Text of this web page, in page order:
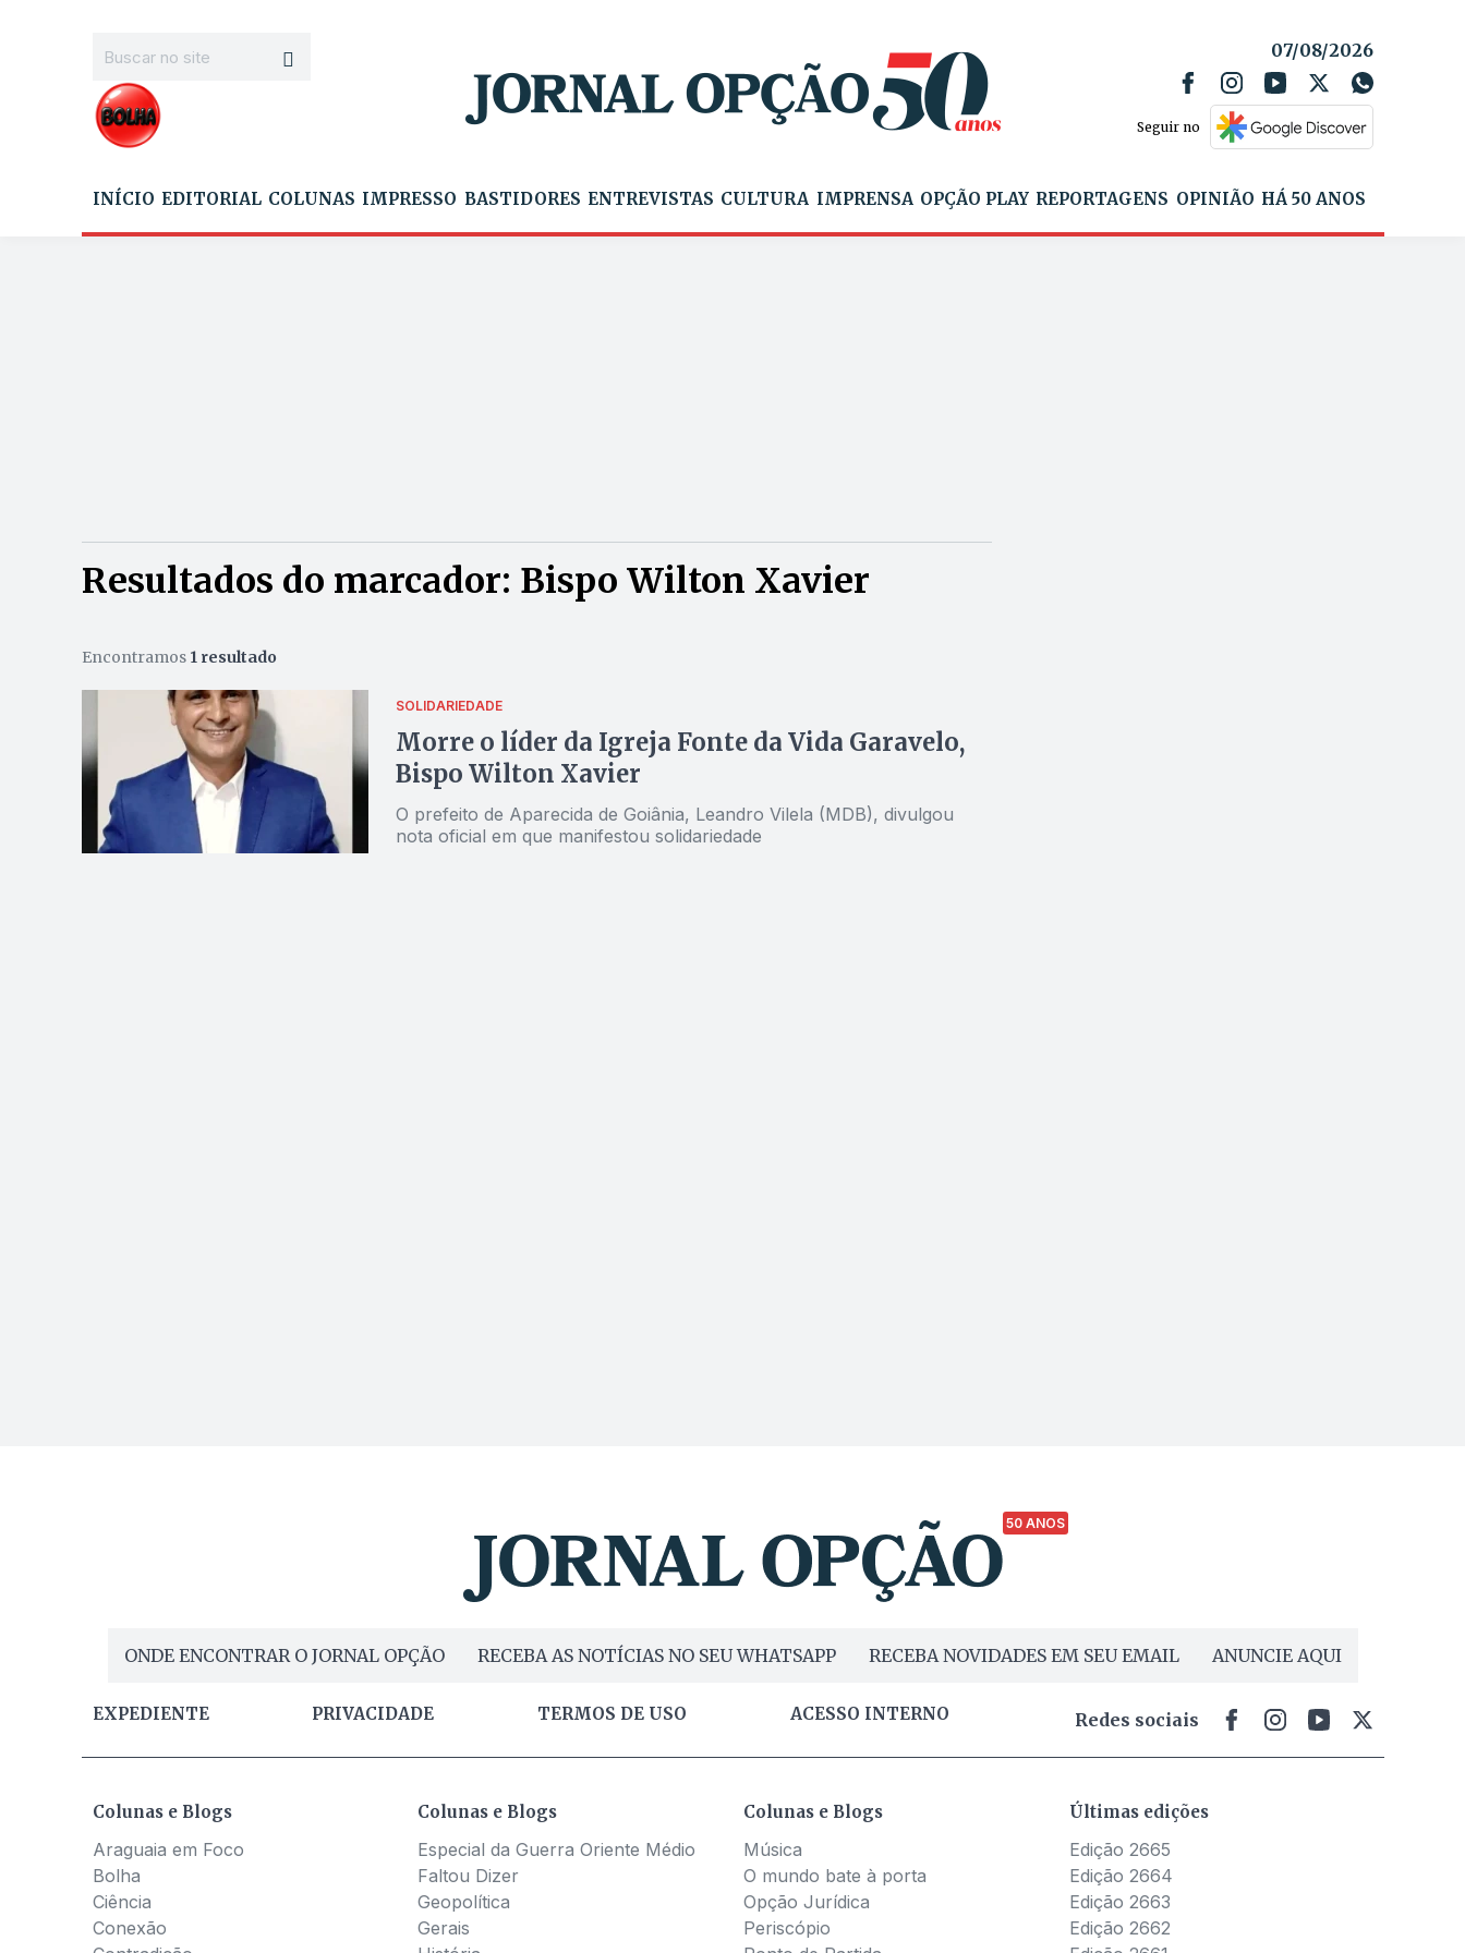
07/08/2026
Seguir no
INÍCIO EDITORIAL COLUNAS IMPRESSO BASTIDORES ENTREVISTAS CULTURA IMPRENSA OPÇÃO PLAY REPORTAGENS OPINIÃO HÁ 50 ANOS
Resultados do marcador: Bispo Wilton Xavier
Encontramos 1 resultado
SOLIDARIEDADE
Morre o líder da Igreja Fonte da Vida Garavelo,
Bispo Wilton Xavier
O prefeito de Aparecida de Goiânia, Leandro Vilela (MDB), divulgou
nota oficial em que manifestou solidariedade
50 ANOS
ONDE ENCONTRAR O JORNAL OPÇÃO RECEBA AS NOTÍCIAS NO SEU WHATSAPP RECEBA NOVIDADES EM SEU EMAIL ANUNCIE AQUI
EXPEDIENTE PRIVACIDADE TERMOS DE USO ACESSO INTERNO Redes sociais
Colunas e Blogs
Araguaia em Foco
Bolha
Ciência
Conexão
Colunas e Blogs
Especial da Guerra Oriente Médio
Faltou Dizer
Geopolítica
Gerais
Colunas e Blogs
Música
O mundo bate à porta
Opção Jurídica
Periscópio
Últimas edições
Edição 2665
Edição 2664
Edição 2663
Edição 2662